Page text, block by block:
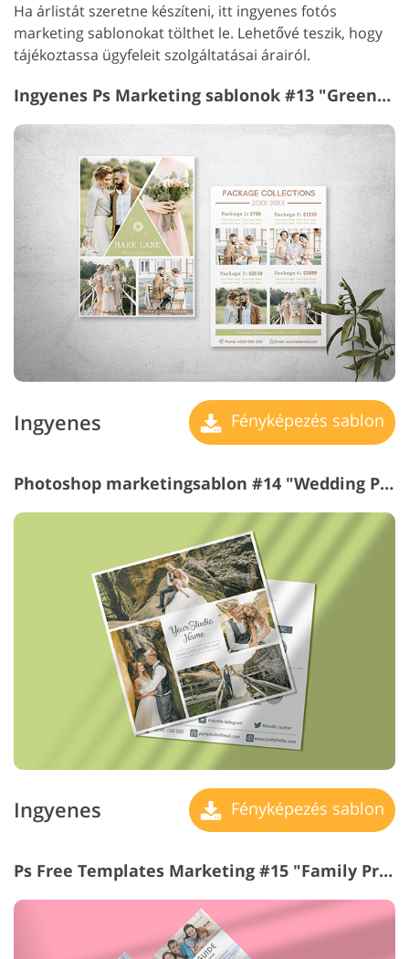
Ha árlistát szeretne készíteni, itt ingyenes fotós
marketing sablonokat tölthet le. Lehetővé teszik, hogy
tájékoztassa ügyfeleit szolgáltatásai árairól.
Ingyenes Ps Marketing sablonok #13 "Greeny Árazás Guide"
Ingyenes Fényképezés sablon
Photoshop marketingsablon #14 "Wedding Price List"
Ingyenes Fényképezés sablon
Ps Free Templates Marketing #15 "Family Price Guide"